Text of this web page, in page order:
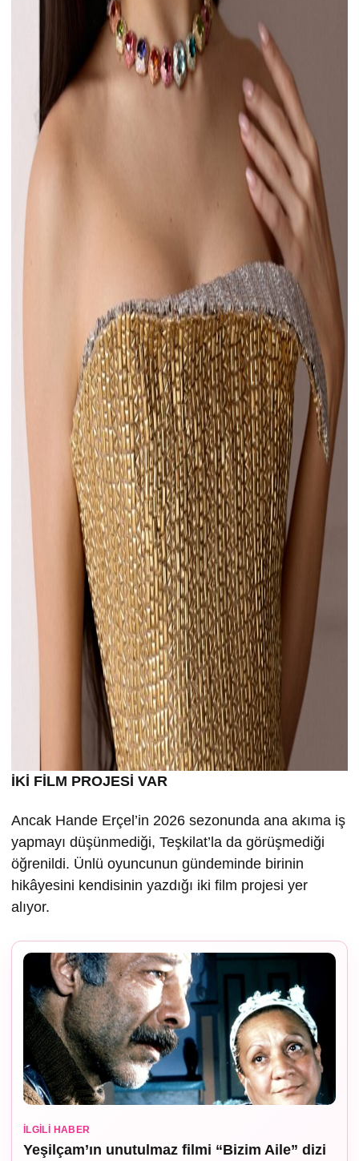
İKİ FİLM PROJESİ VAR
Ancak Hande Erçel’in 2026 sezonunda ana akıma iş
yapmayı düşünmediği, Teşkilat’la da görüşmediği
öğrenildi. Ünlü oyuncunun gündeminde birinin
hikâyesini kendisinin yazdığı iki film projesi yer
alıyor.
İLGILI HABER
Yeşilçam’ın unutulmaz filmi “Bizim Aile” dizi